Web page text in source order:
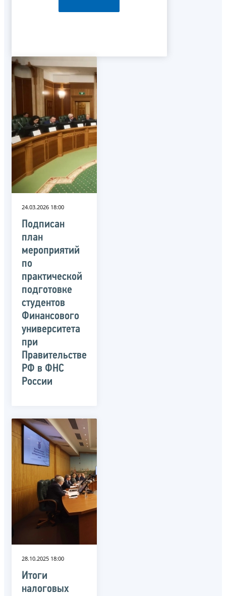
24.03.2026 18:00
Подписан
план
мероприятий
по
практической
подготовке
студентов
Финансового
университета
при
Правительстве
РФ в ФНС
России
28.10.2025 18:00
Итоги
налоговых